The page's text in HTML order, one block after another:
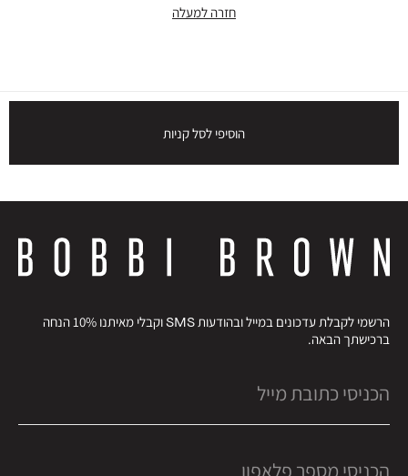
חזרה למעלה
הוסיפי לסל קניות
הרשמי לקבלת עדכונים במייל ובהודעות SMS וקבלי מאיתנו 10% הנחה
ברכישתך הבאה.